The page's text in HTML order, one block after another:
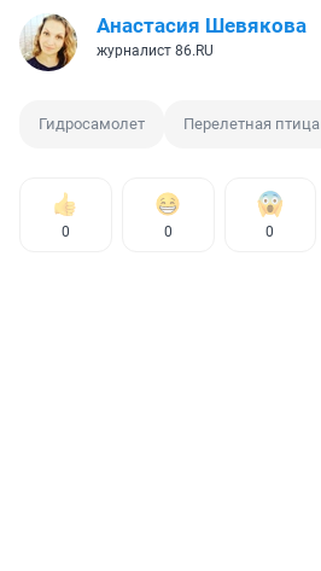
Анастасия Шевякова
журналист 86.RU
Гидросамолет Перелетная птица
0 0 0